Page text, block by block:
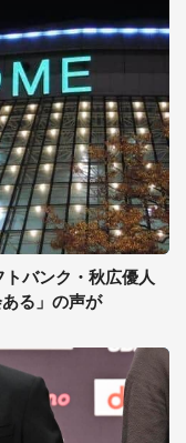
バンク・秋広優人
る」の声が